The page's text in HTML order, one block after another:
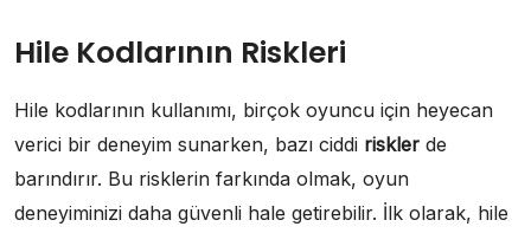
Hile Kodlarının Riskleri
Hile kodlarının kullanımı, birçok oyuncu için heyecan
verici bir deneyim sunarken, bazı ciddi riskler de
barındırır. Bu risklerin farkında olmak, oyun
deneyiminizi daha güvenli hale getirebilir. İlk olarak, hile